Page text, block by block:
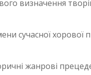
визначення
сучасної хорової
жанрові